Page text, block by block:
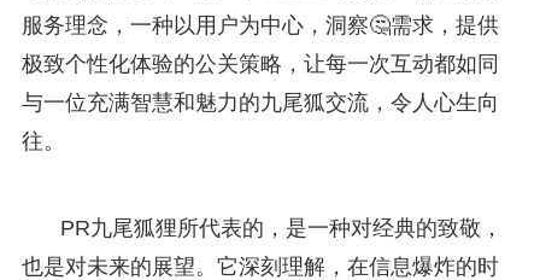
服务理念，一种以用户为中心，洞察🤔需求，提供
极致个性化体验的公关策略，让每一次互动都如同
与一位充满智慧和魅力的九尾狐交流，令人心生向
往。
PR九尾狐狸所代表的，是一种对经典的致敬，
也是对未来的展望。它深刻理解，在信息爆炸的时